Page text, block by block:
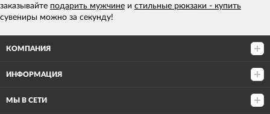
заказывайте подарить мужчине и стильные рюкзаки - купить
сувениры можно за секунду!
КОМПАНИЯ
ИНФОРМАЦИЯ
МЫ В СЕТИ